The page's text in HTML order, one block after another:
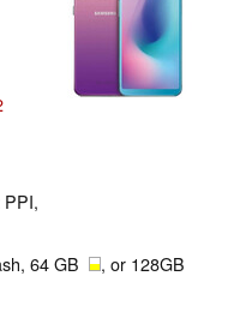
PPI,
64 GB , or 128GB